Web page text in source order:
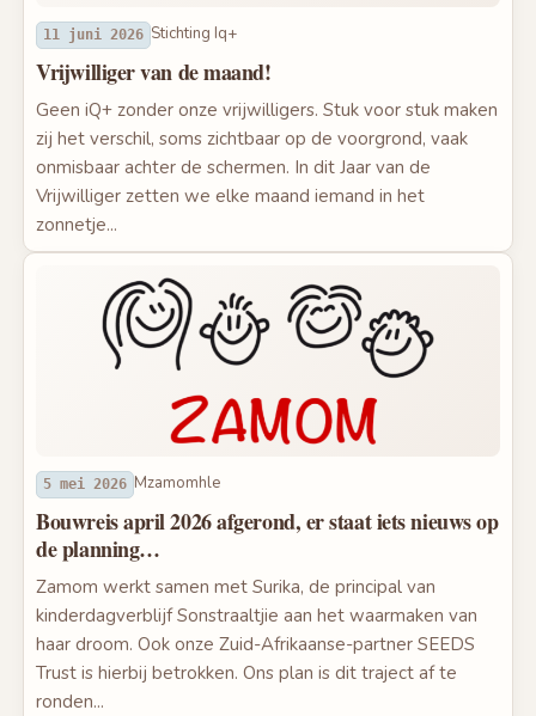
11 juni 2026 Stichting Iq+
Vrijwilliger van de maand!
Geen iQ+ zonder onze vrijwilligers. Stuk voor stuk maken
zij het verschil, soms zichtbaar op de voorgrond, vaak
onmisbaar achter de schermen. In dit Jaar van de
Vrijwilliger zetten we elke maand iemand in het
zonnetje...
5 mei 2026 Mzamomhle
Bouwreis april 2026 afgerond, er staat iets nieuws op
de planning…
Zamom werkt samen met Surika, de principal van
kinderdagverblijf Sonstraaltjie aan het waarmaken van
haar droom. Ook onze Zuid-Afrikaanse-partner SEEDS
Trust is hierbij betrokken. Ons plan is dit traject af te
ronden...